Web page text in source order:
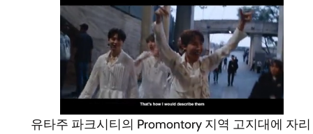
유타주 파크시티의 Promontory 지역 고지대에 자리